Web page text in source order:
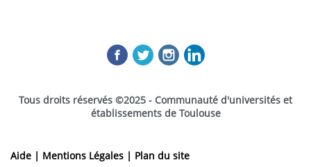
Tous droits réservés ©2025 - Communauté d'universités et
établissements de Toulouse
Aide | Mentions Légales | Plan du site